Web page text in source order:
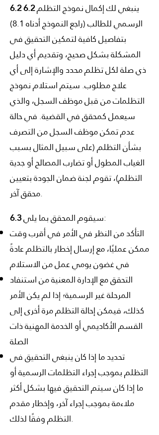
6.2 6.2ينبغي لك إكمال نموذج التظلم
الرسمي للطالب (راجع النموذج أدناه 8.1)
بتفاصيل كافية لتمكين التحقيق في
المشكلة بشكل صحيح، وتقديم أي دليل
ذي صلة لكل تظلم محدد والإشارة إلى أي
علاج مطلوب. سيتم استلام نموذج
التظلمات من قبل موظف السجل، والذي
سيعمل كمحقق في القضية. في حالة
عدم تمكن موظف السجل من التصرف
بشأن التظلم (على سبيل المثال بسبب
الغياب المطول أو تضارب المصالح أو جدية
التظلم)، تقوم لجنة ضمان الجودة بتعيين
محقق آخر.
6.3
سيقوم المحقق بما يلي:
التأكد من النظر في الأمر في أقرب وقت
ممكن عمليًا، مع إرسال إخطار بالتظلم عادةً
في غضون يومي عمل من الاستلام
التحقق مع الإدارة المعنية من استنفاد
المرحلة غير الرسمية؛ إذا لم يكن الأمر
كذلك، فيمكن إحالة التظلم مرة أخرى إلى
القسم الأكاديمي أو الخدمة المهنية ذات
الصلة
تحديد ما إذا كان ينبغي التحقيق في
التظلم بموجب إجراء التظلمات الرسمية أو
ما إذا كان سيتم التحقيق فيها بشكل أكثر
ملاءمة بموجب إجراء آخر، وإخطار مقدم
التظلم وفقًا لذلك.